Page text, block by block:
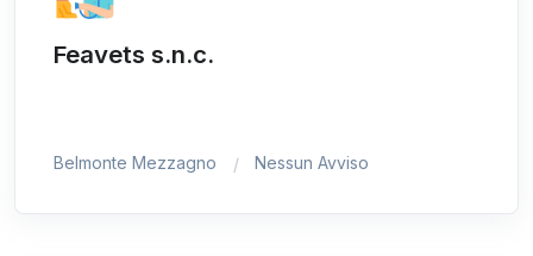
Feavets s.n.c.
Belmonte Mezzagno Nessun Avviso